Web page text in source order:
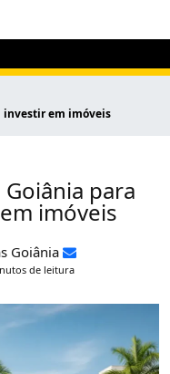
investir em imóveis
para
imóveis
Goiânia
de leitura